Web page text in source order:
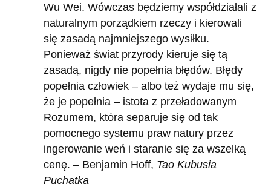
Wu Wei. Wówczas będziemy współdziałali z
naturalnym porządkiem rzeczy i kierowali
się zasadą najmniejszego wysiłku.
Ponieważ świat przyrody kieruje się tą
zasadą, nigdy nie popełnia błędów. Błędy
popełnia człowiek – albo też wydaje mu się,
że je popełnia – istota z przeładowanym
Rozumem, która separuje się od tak
pomocnego systemu praw natury przez
ingerowanie weń i staranie się za wszelką
cenę. – Benjamin Hoff, Tao Kubusia
Puchatka